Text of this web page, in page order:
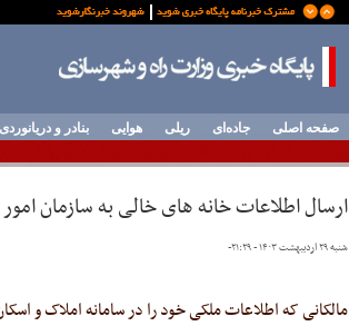
صفحه اصلی جاده‌ای ریلی هوایی بنادر و دریانوردی
ارسال اطلاعات خانه های خالی به سازمان امور
شنبه ۲۹ اردیبهشت ۱۴۰۳ - ۲۱:۲۹ -
مالکانی که اطلاعات ملکی خود را در سامانه املاک و